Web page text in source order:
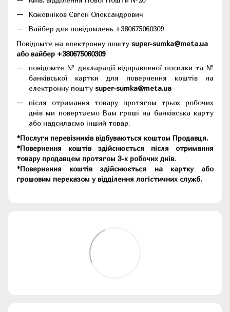
Кожевніков Євген Олександрович
Вайбер для повідомлень +380675060309
Повідомте на електронну пошту super-sumka@meta.ua
або вайбер +380675060309
повідомте № декларації відправленої посилки та №
банківської картки для повернення коштів на
електронну пошту super-sumka@meta.ua
після отримання товару протягом трьох робочих
днів ми повертаємо Вам гроші на банківська карту
або надсилаємо інший товар.
*Послуги перевізників відбуваються коштом Продавця.
*Повернення коштів здійснюється після отримання
товару продавцем протягом 3-х робочих днів.
*Повернення коштів здійснюється на картку або
грошовим переказом у відділення логістичних служб.